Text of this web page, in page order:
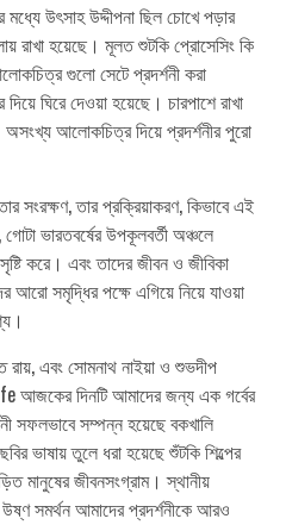
মধ্যে উৎসাহ উদ্দীপনা ছিল চোখে পড়ার
রাখা হয়েছে। মূলত শুটকি প্রোসেসিং কি
গুলো সেটে প্রদর্শনী করা
ঘিরে দেওয়া হয়েছে। চারপাশে রাখা
আলোকচিত্র দিয়ে প্রদর্শনীর পুরো
সংরক্ষণ, তার প্রক্রিয়াকরণ, কিভাবে এই
ভারতবর্ষের উপকূলবর্তী অঞ্চলে
করে। এবং তাদের জীবন ও জীবিকা
আরো সমৃদ্ধির পক্ষে এগিয়ে নিয়ে যাওয়া
রায়, এবং সোমনাথ নাইয়া ও শুভদীপ
আজকের দিনটি আমাদের জন্য এক গর্বের
সফলভাবে সম্পন্ন হয়েছে বকখালি
ভাষায় তুলে ধরা হয়েছে শুঁটকি শিল্পের
মানুষের জীবনসংগ্রাম। স্থানীয়
উষ্ণ সমর্থন আমাদের প্রদর্শনীকে আরও